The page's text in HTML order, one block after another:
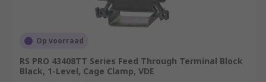
electrical installationsHeating and air
conditioning controls
Op voorraad
RS PRO 43408TT Series Feed Through Terminal Block
Black, 1-Level, Cage Clamp, VDE